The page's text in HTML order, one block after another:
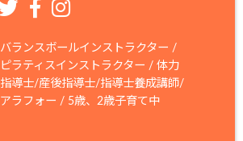
バランスボールインストラクター /
ピラティスインストラクター / 体力
指導士/産後指導士/指導士養成講師/
アラフォー / 5歳、2歳子育て中